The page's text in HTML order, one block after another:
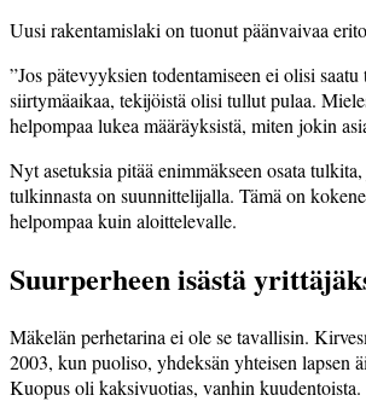
Uusi rakentamislaki on tuonut päänvaivaa
”Jos pätevyyksien todentamiseen ei olisi saatu
siirtymäaikaa, tekijöistä olisi tullut pulaa.
helpompaa lukea määräyksistä, miten jokin
Nyt asetuksia pitää enimmäk­seen osata
tulkinnasta on suunnittelijalla. Tämä on
helpompaa kuin aloittelevalle.
Suurperheen isästä
Mäkelän perhetarina ei ole se tavallisin.
2003, kun puoliso, yhdeksän yhteisen lapsen
Kuopus oli kaksivuotias, vanhin kuudentoista.